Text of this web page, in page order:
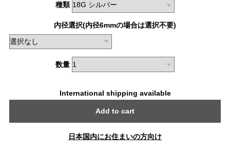
種類
内径選択(内径6mmの場合は選択不要)
数量
International shipping available
Add to cart
日本国内にお住まいの方向け